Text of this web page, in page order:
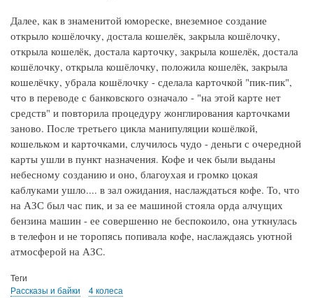
Далее, как в знаменитой юмореске, внеземное создание
открыло кошёлочку, достала кошелёк, закрыла кошёлочку,
открыла кошелёк, достала карточку, закрыла кошелёк, достала
кошёлочку, открыла кошёлочку, положила кошелёк, закрыла
кошелёчку, убрала кошёлочку - сделала карточкой "пик-пик",
что в переводе с банковского означало - "на этой карте нет
средств" и повторила процедуру жонглирования карточками
заново. После третьего цикла манипуляции кошёлкой,
кошельком и карточками, случилось чудо - деньги с очередной
карты ушли в пункт назначения. Кофе и чек были выданы
небесному созданию и оно, благоухая и громко цокая
каблуками ушло.... в зал ожидания, наслаждаться кофе. То, что
на АЗС был час пик, и за ее машиной стояла орда алчущих
бензина машин - ее совершенно не беспокоило, она уткнулась
в телефон и не торопясь попивала кофе, наслаждаясь уютной
атмосферой на АЗС.
Теги
Рассказы и байки
4 колеса